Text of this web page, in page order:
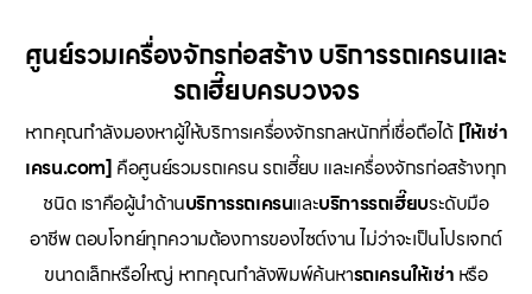
ศูนย์รวมเครื่องจักรก่อสร้าง บริการรถเครนและ
รถเฮี๊ยบครบวงจร
หากคุณกำลังมองหาผู้ให้บริการเครื่องจักรกลหนักที่เชื่อถือได้ [ให้เช่า
เครน.com] คือศูนย์รวมรถเครน รถเฮี๊ยบ และเครื่องจักรก่อสร้างทุก
ชนิด เราคือผู้นำด้านบริการรถเครนและบริการรถเฮี๊ยบระดับมือ
อาชีพ ตอบโจทย์ทุกความต้องการของไซต์งาน ไม่ว่าจะเป็นโปรเจกต์
ขนาดเล็กหรือใหญ่ หากคุณกำลังพิมพ์ค้นหารถเครนให้เช่า หรือ